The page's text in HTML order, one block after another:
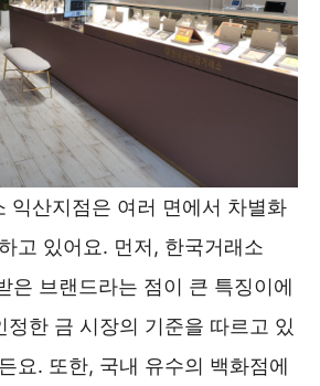
익산지점은 여러 면에서 차별화
고 있어요. 먼저, 한국거래소
은 브랜드라는 점이 큰 특징이에
정한 금 시장의 기준을 따르고 있
요. 또한, 국내 유수의 백화점에